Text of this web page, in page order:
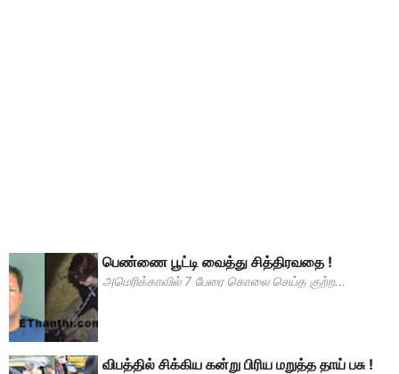
பெண்ணை பூட்டி வைத்து சித்திரவதை !
அமெரிக்காவில் 7 பேரை கொலை செய்த குற்ற...
விபத்தில் சிக்கிய கன்று பிரிய மறுத்த தாய் பசு !